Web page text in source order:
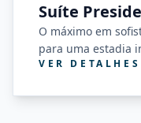
Suíte
O máximo em
para uma estadia
VER DETALHES